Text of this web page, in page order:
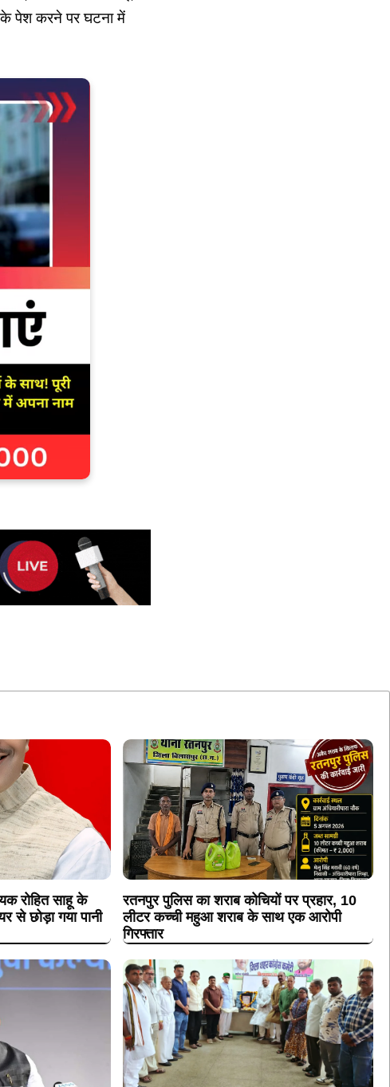
के पेश करने पर घटना में
रोहित साहू के
से छोड़ा गया पानी
रतनपुर पुलिस का शराब कोचियों पर प्रहार, 10
लीटर कच्ची महुआ शराब के साथ एक आरोपी
गिरफ्तार